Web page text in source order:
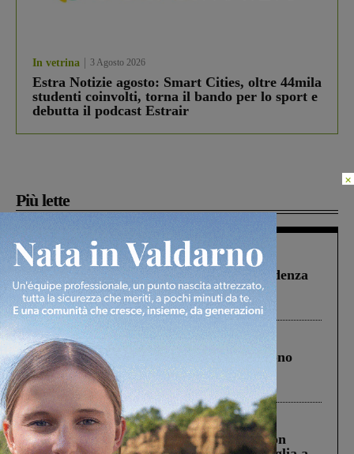
In vetrina 3 Agosto 2026
Estra Notizie agosto: Smart Cities, oltre 44mila
studenti coinvolti, torna il bando per lo sport e
debutta il podcast Estrair
Più lette
Figline Incisa Valdarno 1 Agosto 2026
Piscina di Figline finanziata oltre la scadenza
Pnrr, il gruppo di Fratelli d’Italia: “Un
ringraziamento al Governo”
Cronaca 4 Agosto 2026
Un anno fa la strage in A1 in cui morirono
Gianni, Giulia e Franco. Lo schianto, il
processo, lo stop ai sorpassi fra tir....
Cronaca 3 Agosto 2026
Scomparso da una struttura di Castiglion
×